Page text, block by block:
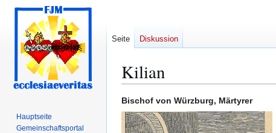
Kilian
Zur
Navigation
springen
Zur
Suche
springen
Bischof von Würzburg, Märtyrer
Seite Diskussion
Hauptseite
Gemeinschafts­portal